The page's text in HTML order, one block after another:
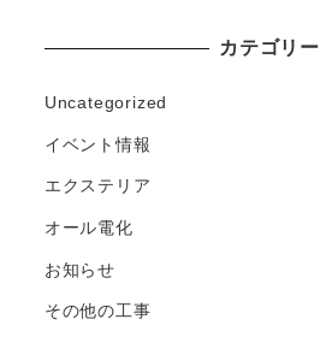
カテゴリー
Uncategorized
イベント情報
エクステリア
オール電化
お知らせ
その他の工事